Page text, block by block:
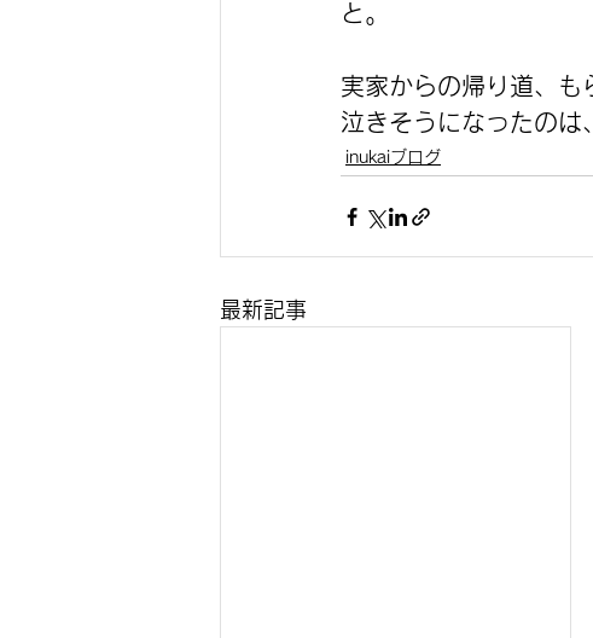
と。
実家からの帰り道、も
泣きそうになったのは
inukaiブログ
最新記事